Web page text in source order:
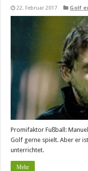
22. Februar 2017 Golf
Promifaktor Fußball:
Golf gerne spielt. Aber er
unterrichtet.
Mehr